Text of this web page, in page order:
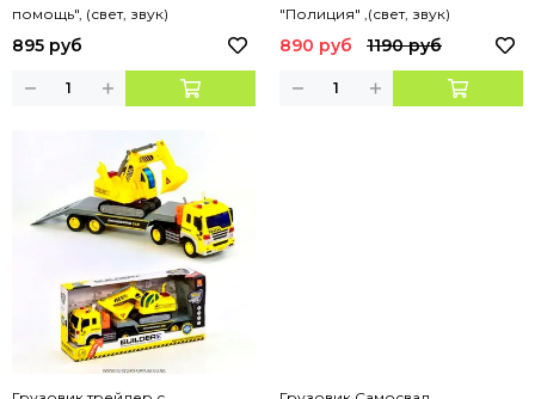
помощь", (свет, звук)
895 руб
"Полиция" ,(свет, звук)
890 руб 1190 руб